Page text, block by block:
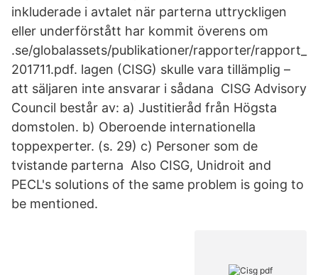
inkluderade i avtalet när parterna uttryckligen
eller underförstått har kommit överens om
.se/globalassets/publikationer/rapporter/rapport_
201711.pdf. lagen (CISG) skulle vara tillämplig –
att säljaren inte ansvarar i sådana CISG Advisory
Council består av: a) Justitieråd från Högsta
domstolen. b) Oberoende internationella
toppexperter. (s. 29) c) Personer som de
tvistande parterna Also CISG, Unidroit and
PECL's solutions of the same problem is going to
be mentioned.